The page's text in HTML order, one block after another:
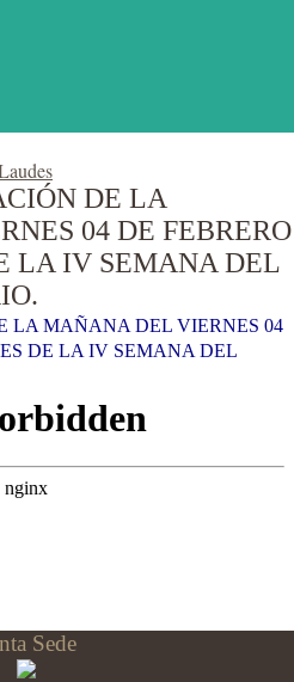
DE LA
04 DE FEBRERO
LA IV SEMANA DEL
LA MAÑANA DEL VIERNES 04
DE LA IV SEMANA DEL
Sede